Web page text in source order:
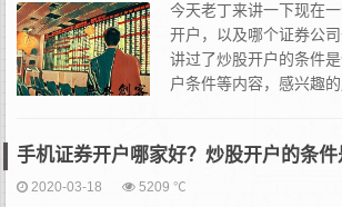
今天老丁来讲一下现在
开户，以及哪个证券公
讲过了炒股开户的条件
户条件等内容，感兴趣
户，...
手机证券开户哪家好？炒股开户的条件
2020-03-18 5209 ℃